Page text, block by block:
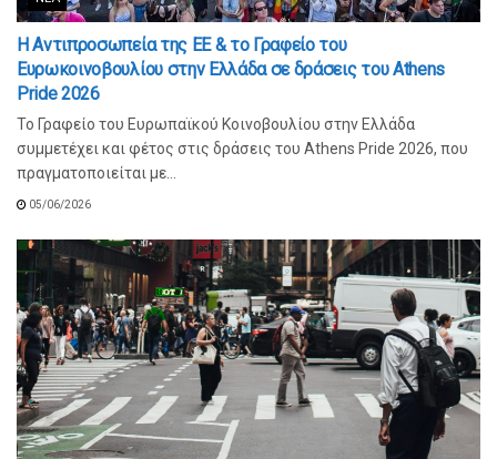
Η Αντιπροσωπεία της ΕΕ & το Γραφείο του
Ευρωκοινοβουλίου στην Ελλάδα σε δράσεις του Athens
Pride 2026
Το Γραφείο του Ευρωπαϊκού Κοινοβουλίου στην Ελλάδα
συμμετέχει και φέτος στις δράσεις του Athens Pride 2026, που
πραγματοποιείται με...
05/06/2026